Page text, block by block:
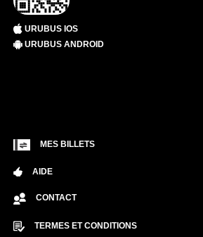
URUBUS IOS
URUBUS ANDROID
MES BILLETS
AIDE
CONTACT
TERMES ET CONDITIONS